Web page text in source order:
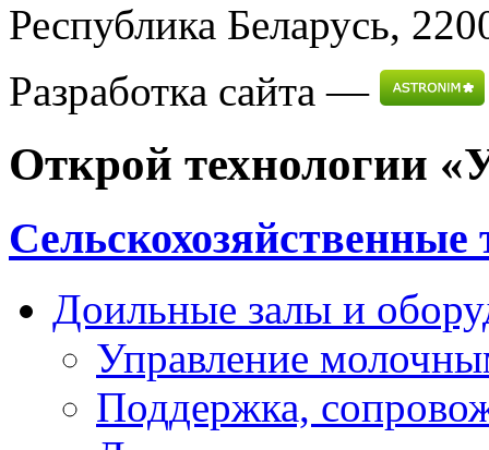
Республика Беларусь,
Разработка сайта —
Открой технологии
Сельскохозяйственные
Доильные залы и
Управление
Поддержка,